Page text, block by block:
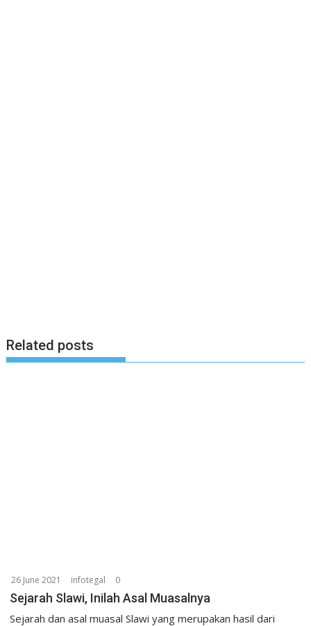
Related posts
26 June 2021 infotegal 0
Sejarah Slawi, Inilah Asal Muasalnya
Sejarah dan asal muasal Slawi yang merupakan hasil dari